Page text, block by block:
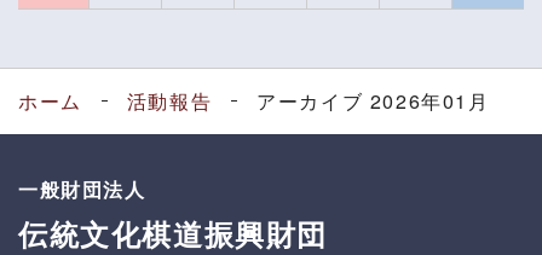
ホーム 活動報告 アーカイブ 2026年01月
一般財団法人
伝統文化棋道振興財団